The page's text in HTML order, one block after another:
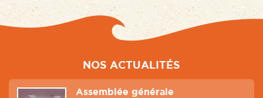
NOS ACTUALITÉS
Assemblée générale